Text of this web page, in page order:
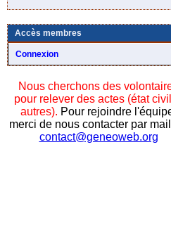
Accès membres
Connexion
Nous cherchons des
pour relever des actes (état
autres). Pour rejoindre
merci de nous contacter par
contact@geneoweb.org